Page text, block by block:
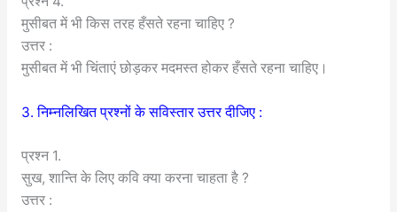
मुसीबत में भी किस तरह हँसते रहना चाहिए ?
उत्तर :
मुसीबत में भी चिंताएं छोड़कर मदमस्त होकर हँसते रहना चाहिए।
3. निम्नलिखित प्रश्नों के सविस्तार उत्तर दीजिए :
प्रश्न 1.
सुख, शान्ति के लिए कवि क्या करना चाहता है ?
उत्तर :